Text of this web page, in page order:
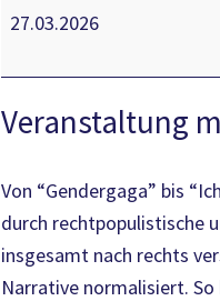
Argumentations-
Handlungstraining
gegen
Sexismus
Queerfeindlichkeit
27.03.2026
Veranstaltung
Von “Gendergaga” bis
durch rechtpopulistische
insgesamt nach rechts
Narrative normalisiert.